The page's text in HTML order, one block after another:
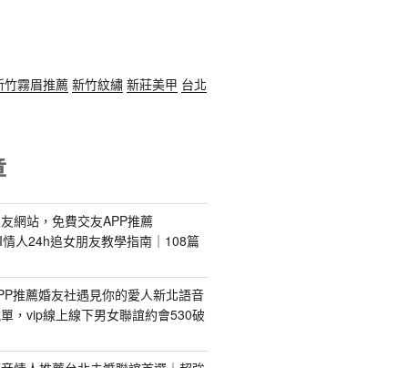
竹霧眉推薦 新竹紋繡 新莊美甲 台北
網站，免費交友APP推薦
人24h追女朋友教學指南｜108篇
推薦婚友社遇見你的愛人新北語音
，vip線上線下男女聯誼約會530破